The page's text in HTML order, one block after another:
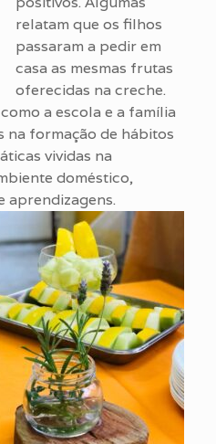
relatam que os filhos
passaram a pedir em
casa as mesmas frutas
oferecidas na creche.
a escola e a família
na formação de hábitos
vividas na
doméstico,
aprendizagens.